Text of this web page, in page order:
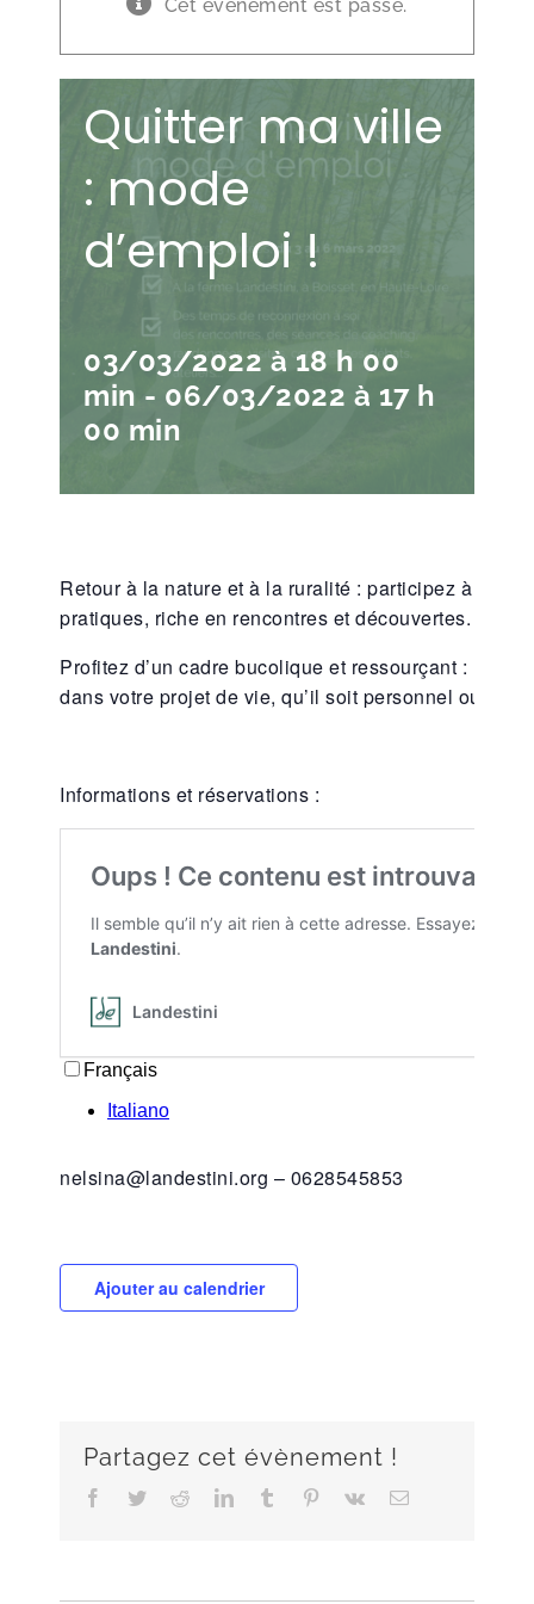
Cet évènement est passé.
Quitter ma ville
: mode
d’emploi !
03/03/2022 à 18 h 00
min - 06/03/2022 à 17 h
00 min
Retour à la nature et à la ruralité : participez à un
pratiques, riche en rencontres et découvertes.
Profitez d’un cadre bucolique et ressourçant :
dans votre projet de vie, qu’il soit personnel ou
Informations et réservations :
nelsina@landestini.org – 0628545853
Ajouter au calendrier
Partagez cet évènement !
Facebook
TwitterRedditLinkedInTumblr Pinterest
Vk Email